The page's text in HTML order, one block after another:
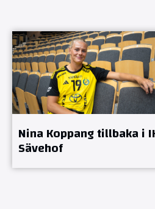
Nina Koppang tillbaka i
Sävehof